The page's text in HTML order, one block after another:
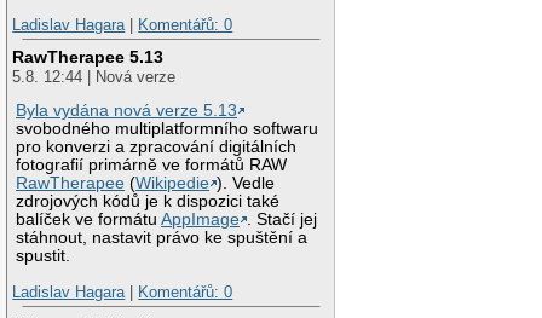
Ladislav Hagara| Komentářů: 0
RawTherapee 5.13
5.8. 12:44 | Nová verze
Byla vydána nová verze 5.13
svobodného multiplatformního softwaru
pro konverzi a zpracování digitálních
fotografií primárně ve formátů RAW
RawTherapee (Wikipedie ). Vedle
zdrojových kódů je k dispozici také
balíček ve formátuAppImage . Stačí jej
stáhnout, nastavit právo ke spuštění a
spustit.
Ladislav Hagara| Komentářů: 0